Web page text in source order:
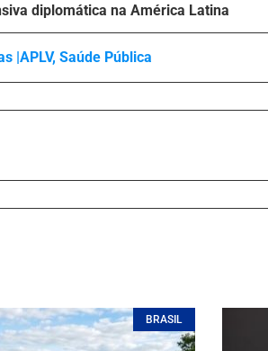
diplomática na América Latina
|APLV,Saúde Pública
BRASIL